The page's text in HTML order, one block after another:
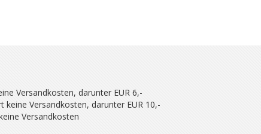
Versandkosten, darunter EUR 6,-
keine Versandkosten, darunter EUR 10,-
Versandkosten